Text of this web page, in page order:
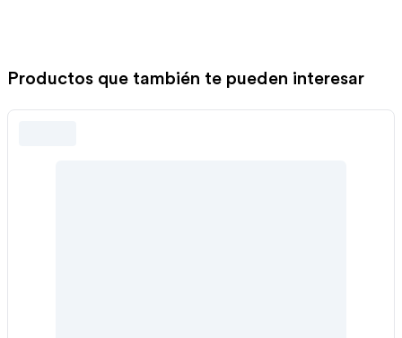
Productos que también te pueden interesar